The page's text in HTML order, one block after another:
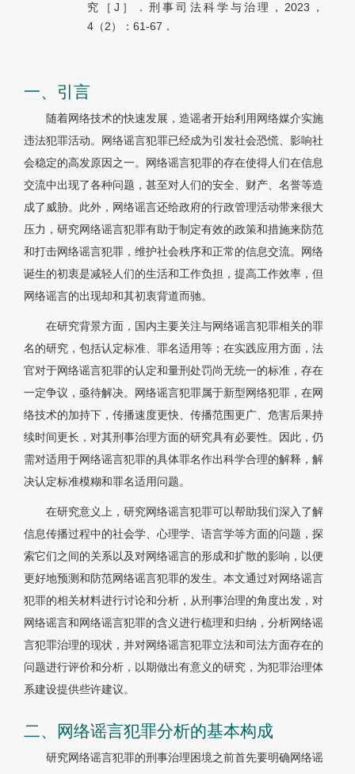
究［J］．刑事司法科学与治理，2023，
4（2）：61-67．
一、引言
随着网络技术的快速发展，造谣者开始利用网络媒介实施
违法犯罪活动。网络谣言犯罪已经成为引发社会恐慌、影响社
会稳定的高发原因之一。网络谣言犯罪的存在使得人们在信息
交流中出现了各种问题，甚至对人们的安全、财产、名誉等造
成了威胁。此外，网络谣言还给政府的行政管理活动带来很大
压力，研究网络谣言犯罪有助于制定有效的政策和措施来防范
和打击网络谣言犯罪，维护社会秩序和正常的信息交流。网络
诞生的初衷是减轻人们的生活和工作负担，提高工作效率，但
网络谣言的出现却和其初衷背道而驰。
在研究背景方面，国内主要关注与网络谣言犯罪相关的罪
名的研究，包括认定标准、罪名适用等；在实践应用方面，法
官对于网络谣言犯罪的认定和量刑处罚尚无统一的标准，存在
一定争议，亟待解决。网络谣言犯罪属于新型网络犯罪，在网
络技术的加持下，传播速度更快、传播范围更广、危害后果持
续时间更长，对其刑事治理方面的研究具有必要性。因此，仍
需对适用于网络谣言犯罪的具体罪名作出科学合理的解释，解
决认定标准模糊和罪名适用问题。
在研究意义上，研究网络谣言犯罪可以帮助我们深入了解
信息传播过程中的社会学、心理学、语言学等方面的问题，探
索它们之间的关系以及对网络谣言的形成和扩散的影响，以便
更好地预测和防范网络谣言犯罪的发生。本文通过对网络谣言
犯罪的相关材料进行讨论和分析，从刑事治理的角度出发，对
网络谣言和网络谣言犯罪的含义进行梳理和归纳，分析网络谣
言犯罪治理的现状，并对网络谣言犯罪立法和司法方面存在的
问题进行评价和分析，以期做出有意义的研究，为犯罪治理体
系建设提供些许建议。
二、网络谣言犯罪分析的基本构成
研究网络谣言犯罪的刑事治理困境之前首先要明确网络谣